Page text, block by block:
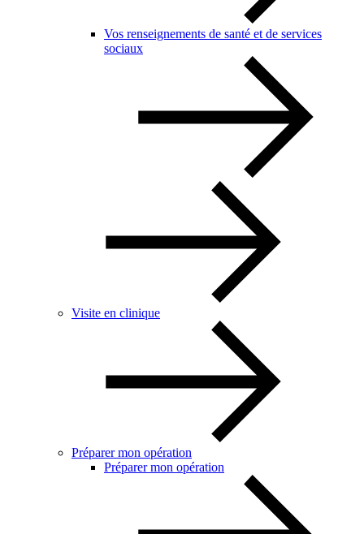
Vos renseignements de santé et de services
sociaux
Visite en clinique
Préparer mon opération
Préparer mon opération